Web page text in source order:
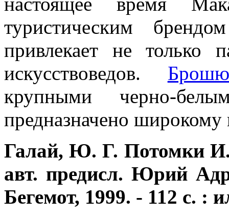
туристическим
привлекает не только
искусствоведов.
крупными черно-
предназначено широкому
Галай, Ю. Г. Потомки
авт. предисл. Юрий
Бегемот, 1999. - 112 с. :